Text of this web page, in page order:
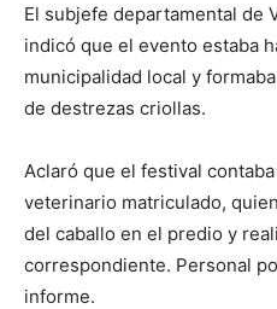
El subjefe departamental de
indicó que el evento estaba
municipalidad local y
de destrezas criollas.
Aclaró que el festival
veterinario matriculado,
del caballo en el predio y
correspondiente. Personal
informe.